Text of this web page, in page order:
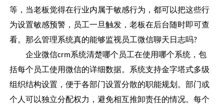
等，当老板觉得在行业内属于敏感行为，都可以把这些行
为设置敏感预警，员工一旦触发，老板在后台随时即可查
看。那么管理系统真的能够监视员工微信聊天日志吗?
企业微信crm系统清楚哪个员工在使用哪个系统，包
括每个员工使用微信的详细数据。系统支持金字塔式多级
组织结构设置，便于各部门设置分散的职能规划。部门或
个人可以独立分配权力，避免相互推卸责任的情况。每个